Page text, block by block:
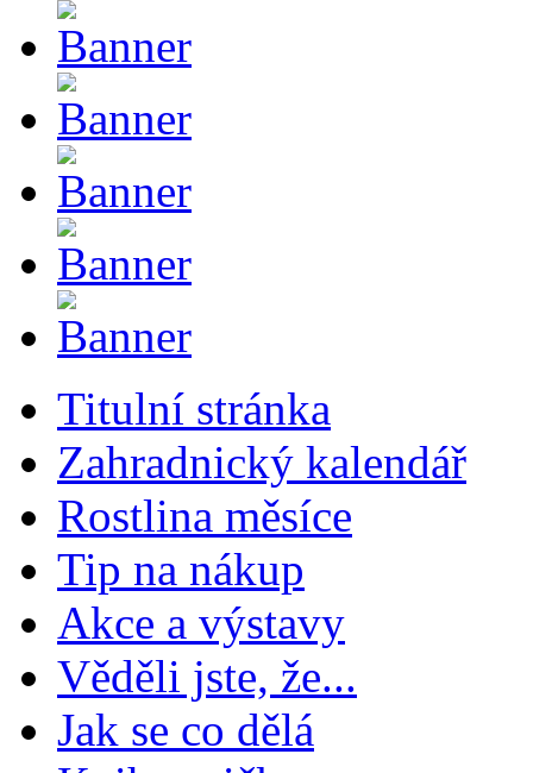
Titulní stránka
Zahradnický kalendář
Rostlina měsíce
Tip na nákup
Akce a výstavy
Věděli jste, že...
Jak se co dělá